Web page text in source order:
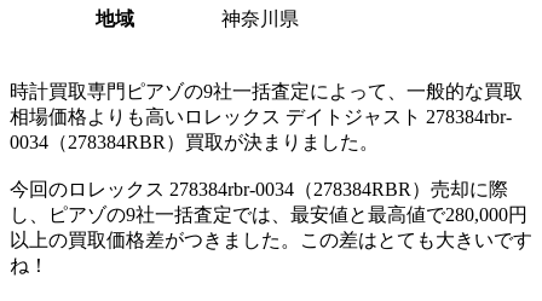
地域
神奈川県
時計買取専門ピアゾの9社一括査定によって、一般的な買取
相場価格よりも高いロレックス デイトジャスト 278384rbr-
0034（278384RBR）買取が決まりました。
今回のロレックス 278384rbr-0034（278384RBR）売却に際
し、ピアゾの9社一括査定では、最安値と最高値で280,000円
以上の買取価格差がつきました。この差はとても大きいです
ね！